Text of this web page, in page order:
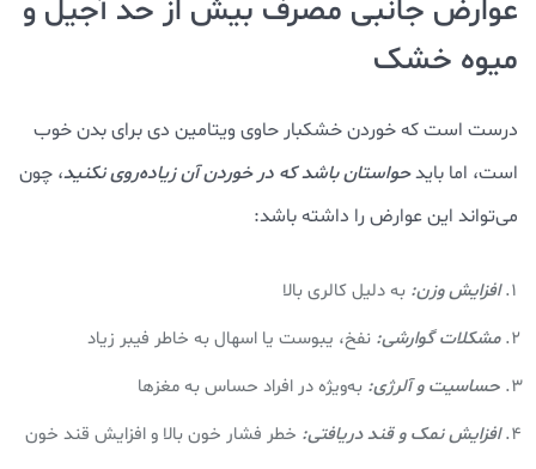
عوارض جانبی مصرف بیش از حد آجیل و
میوه خشک
درست است که خوردن خشکبار حاوی ویتامین دی برای بدن خوب
است، اما بایدحواستان باشد که در خوردن آن زیاده‌روی نکنید، چون
می‌تواند این عوارض را داشته باشد:
افزایش وزن: به دلیل کالری بالا
مشکلات گوارشی: نفخ، یبوست یا اسهال به‌ خاطر فیبر زیاد
حساسیت و آلرژی: به‌ویژه در افراد حساس به مغزها
افزایش نمک و قند دریافتی: خطر فشار خون بالا و افزایش قند خون